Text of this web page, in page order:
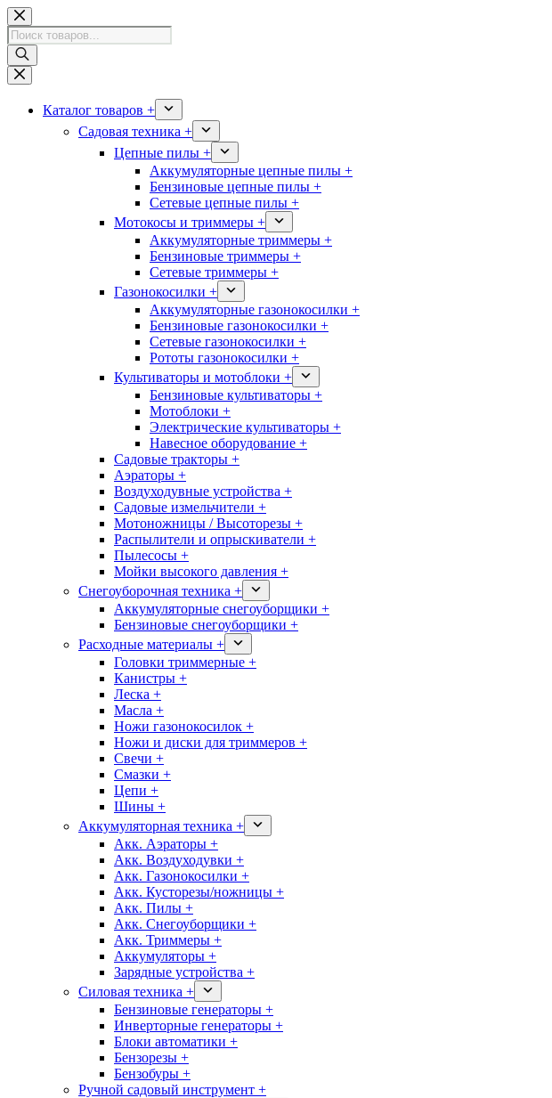
Перейти
к
сути
Поиск
товаров
Каталог товаров +
Садовая техника +
Цепные пилы +
Аккумуляторные цепные пилы +
Бензиновые цепные пилы +
Сетевые цепные пилы +
Мотокосы и триммеры +
Аккумуляторные триммеры +
Бензиновые триммеры +
Сетевые триммеры +
Газонокосилки +
Аккумуляторные газонокосилки +
Бензиновые газонокосилки +
Сетевые газонокосилки +
Рототы газонокосилки +
Культиваторы и мотоблоки +
Бензиновые культиваторы +
Мотоблоки +
Электрические культиваторы +
Навесное оборудование +
Садовые тракторы +
Аэраторы +
Воздуходувные устройства +
Садовые измельчители +
Мотоножницы / Высоторезы +
Распылители и опрыскиватели +
Пылесосы +
Мойки высокого давления +
Снегоуборочная техника +
Аккумуляторные снегоуборщики +
Бензиновые снегоуборщики +
Расходные материалы +
Головки триммерные +
Канистры +
Леска +
Масла +
Ножи газонокосилок +
Ножи и диски для триммеров +
Свечи +
Смазки +
Цепи +
Шины +
Аккумуляторная техника +
Акк. Аэраторы +
Акк. Воздуходувки +
Акк. Газонокосилки +
Акк. Кусторезы/ножницы +
Акк. Пилы +
Акк. Снегоуборщики +
Акк. Триммеры +
Аккумуляторы +
Зарядные устройства +
Силовая техника +
Бензиновые генераторы +
Инверторные генераторы +
Блоки автоматики +
Бензорезы +
Бензобуры +
Ручной садовый инструмент +